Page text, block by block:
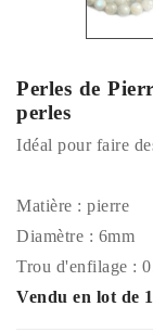
Perles de
perles
Idéal pour faire
Matière : pierre
Diamètre : 6mm
Trou d'enfilage :
Vendu en lot de